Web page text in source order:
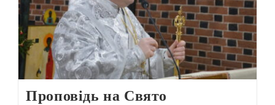
Проповідь на Свято